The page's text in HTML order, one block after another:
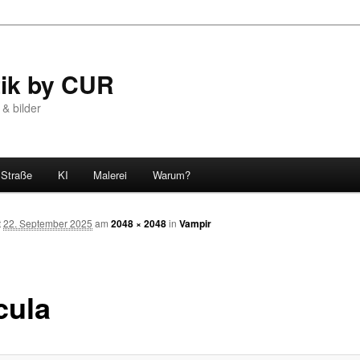
by CUR
bilder
Straße KI Malerei Warum?
22. September 2025 am2048 × 2048inVampir